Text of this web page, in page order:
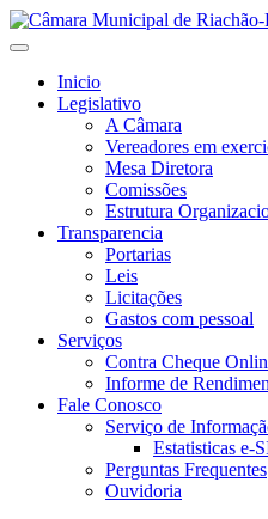
Inicio
Legislativo
A Câmara
Vereadores em
Mesa Diretora
Comissões
Estrutura
Transparencia
Portarias
Leis
Licitações
Gastos com pessoal
Serviços
Contra Cheque
Informe de
Fale Conosco
Serviço de
Estatisticas e-
Perguntas Frequentes
Ouvidoria